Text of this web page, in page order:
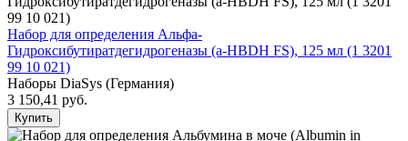
Набор для определения Альфа-
Гидроксибутиратдегидрогеназы (a-HBDH FS), 125 мл (1 3201
99 10 021)
Наборы DiaSys (Германия)
3 150,41 руб.
Купить